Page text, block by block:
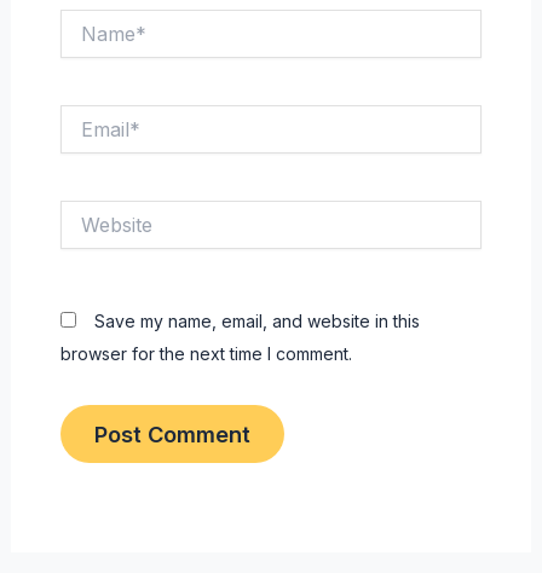
Save my name, email, and website in this
browser for the next time I comment.